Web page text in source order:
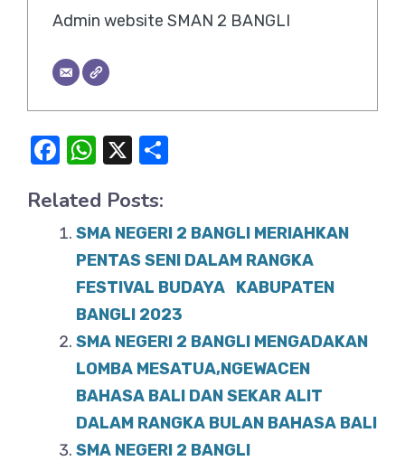
Admin website SMAN 2 BANGLI
F
c
e
k
W
at
s
A
p
p
X
e
Related Posts:
SMA NEGERI 2 BANGLI MERIAHKAN
PENTAS SENI DALAM RANGKA
FESTIVAL BUDAYA KABUPATEN
BANGLI 2023
SMA NEGERI 2 BANGLI MENGADAKAN
LOMBA MESATUA,NGEWACEN
BAHASA BALI DAN SEKAR ALIT
DALAM RANGKA BULAN BAHASA BALI
SMA NEGERI 2 BANGLI